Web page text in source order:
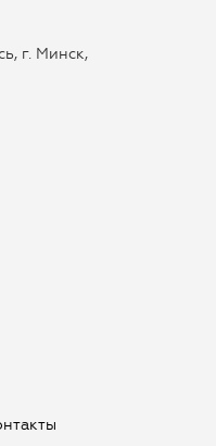
г. Минск,